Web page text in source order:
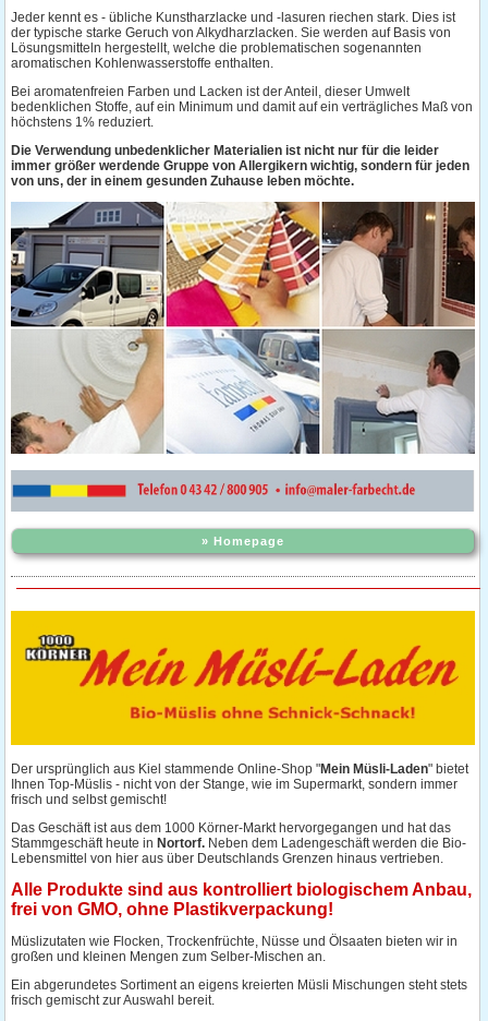
Jeder kennt es - übliche Kunstharzlacke und -lasuren riechen stark. Dies ist
der typische starke Geruch von Alkydharzlacken. Sie werden auf Basis von
Lösungsmitteln hergestellt, welche die problematischen sogenannten
aromatischen Kohlenwasserstoffe enthalten.
Bei aromatenfreien Farben und Lacken ist der Anteil, dieser Umwelt
bedenklichen Stoffe, auf ein Minimum und damit auf ein verträgliches Maß von
höchstens 1% reduziert.
Die Verwendung unbedenklicher Materialien ist nicht nur für die leider
immer größer werdende Gruppe von Allergikern wichtig, sondern für jeden
von uns, der in einem gesunden Zuhause leben möchte.
» Homepage
Der ursprünglich aus Kiel stammende Online-Shop "Mein Müsli-Laden" bietet
Ihnen Top-Müslis - nicht von der Stange, wie im Supermarkt, sondern immer
frisch und selbst gemischt!
Das Geschäft ist aus dem 1000 Körner-Markt hervorgegangen und hat das
Stammgeschäft heute in Nortorf.Neben dem Ladengeschäft werden die Bio-
Lebensmittel von hier aus über Deutschlands Grenzen hinaus vertrieben.
Alle Produkte sind aus kontrolliert biologischem Anbau,
frei von GMO, ohne Plastikverpackung!
Müslizutaten wie Flocken, Trockenfrüchte, Nüsse und Ölsaaten bieten wir in
großen und kleinen Mengen zum Selber-Mischen an.
Ein abgerundetes Sortiment an eigens kreierten Müsli Mischungen steht stets
frisch gemischt zur Auswahl bereit.